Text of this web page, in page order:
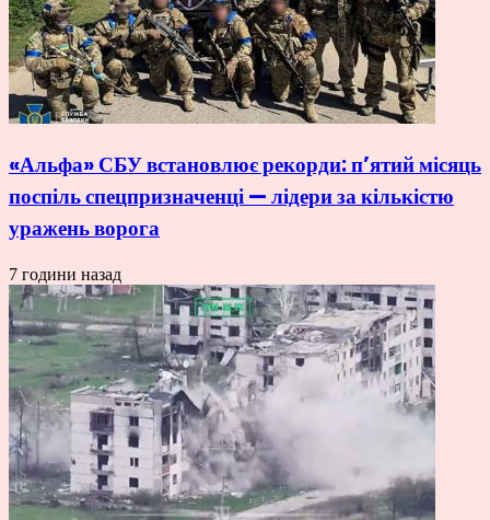
«Альфа» СБУ встановлює рекорди: п’ятий місяць
поспіль спецпризначенці — лідери за кількістю
уражень ворога
7 години назад